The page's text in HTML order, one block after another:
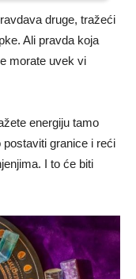
druge, tražeći
Ali pravda koja
morate uvek vi
energiju tamo
granice i reći
I to će biti